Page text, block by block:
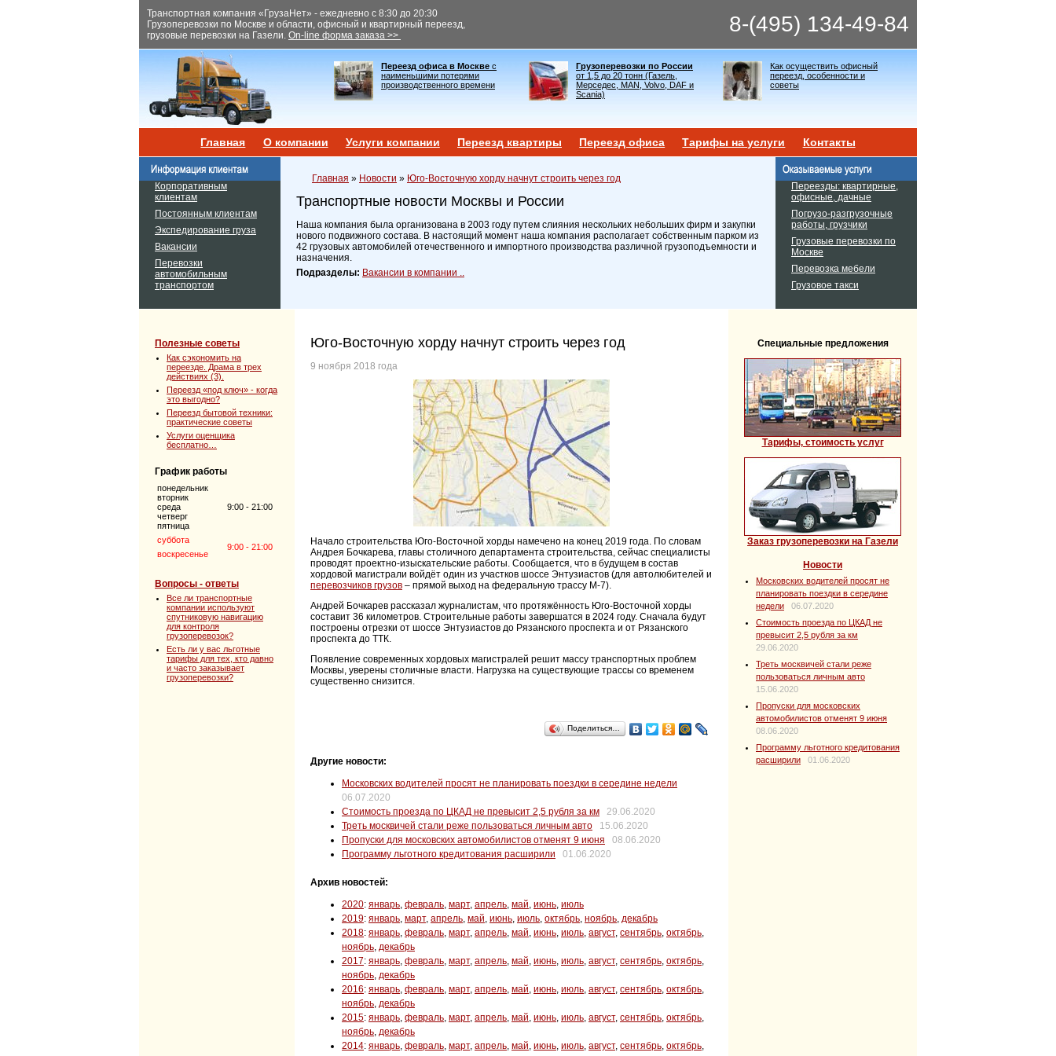
Транспортная компания «ГрузаНет» - ежедневно с 8:30 до 20:30
Грузоперевозки по Москве и области, офисный и квартирный переезд,
грузовые перевозки на Газели. On-line форма заказа >> 8-(495) 134-49-84
Переезд офиса в Москве с
наименьшими потерями
производственного времени
Грузоперевозки по России
от 1,5 до 20 тонн (Газель,
Мерседес, MAN, Volvo, DAF и
Scania)
Как осуществить офисный
переезд, особенности и
советы
Главная О компании Услуги компании Переезд квартиры Переезд офиса Тарифы на услуги Контакты
Корпоративным
клиентам
Постоянным клиентам
Экспедирование груза
Вакансии
Перевозки
автомобильным
транспортом
Главная » Новости » Юго-Восточную хорду начнут строить через год
Транспортные новости Москвы и России
Наша компания была организована в 2003 году путем слияния нескольких небольших фирм и закупки
нового подвижного состава. В настоящий момент наша компания располагает собственным парком из
42 грузовых автомобилей отечественного и импортного производства различной грузоподъемности и
назначения.
Подразделы: Вакансии в компании ..
Переезды: квартирные,
офисные, дачные
Погрузо-разгрузочные
работы, грузчики
Грузовые перевозки по
Москве
Перевозка мебели
Грузовое такси
Полезные советы
Как сэкономить на
переезде. Драма в трех
действиях (3).
Переезд «под ключ» - когда
это выгодно?
Переезд бытовой техники:
практические советы
Услуги оценщика
бесплатно…
График работы
понедельник
вторник
среда
четверг
пятница
9:00 - 21:00
суббота
9:00 - 21:00
воскресенье
Вопросы - ответы
Все ли транспортные
компании используют
спутниковую навигацию
для контроля
грузоперевозок?
Есть ли у вас льготные
тарифы для тех, кто давно
и часто заказывает
грузоперевозки?
Юго-Восточную хорду начнут строить через год
9 ноября 2018 года
Начало строительства Юго-Восточной хорды намечено на конец 2019 года. По словам
Андрея Бочкарева, главы столичного департамента строительства, сейчас специалисты
проводят проектно-изыскательские работы. Сообщается, что в будущем в состав
хордовой магистрали войдёт один из участков шоссе Энтузиастов (для автолюбителей и
перевозчиков грузов – прямой выход на федеральную трассу М-7).
Андрей Бочкарев рассказал журналистам, что протяжённость Юго-Восточной хорды
составит 36 километров. Строительные работы завершатся в 2024 году. Сначала будут
построены отрезки от шоссе Энтузиастов до Рязанского проспекта и от Рязанского
проспекта до ТТК.
Появление современных хордовых магистралей решит массу транспортных проблем
Москвы, уверены столичные власти. Нагрузка на существующие трассы со временем
существенно снизится.
Поделиться…
Другие новости:
Московских водителей просят не планировать поездки в середине недели
06.07.2020
Стоимость проезда по ЦКАД не превысит 2,5 рубля за км
29.06.2020
Треть москвичей стали реже пользоваться личным авто
15.06.2020
Пропуски для московских автомобилистов отменят 9 июня
08.06.2020
Программу льготного кредитования расширили
01.06.2020
Архив новостей:
2020: январь, февраль, март, апрель, май, июнь, июль
2019: январь, март, апрель, май, июнь, июль, октябрь, ноябрь, декабрь
2018: январь, февраль, март, апрель, май, июнь, июль, август, сентябрь, октябрь,
ноябрь, декабрь
2017: январь, февраль, март, апрель, май, июнь, июль, август, сентябрь, октябрь,
ноябрь, декабрь
2016: январь, февраль, март, апрель, май, июнь, июль, август, сентябрь, октябрь,
ноябрь, декабрь
2015: январь, февраль, март, апрель, май, июнь, июль, август, сентябрь, октябрь,
ноябрь, декабрь
2014: январь, февраль, март, апрель, май, июнь, июль, август, сентябрь, октябрь,
Специальные предложения
Тарифы, стоимость услуг
Заказ грузоперевозки на Газели
Новости
Московских водителей просят не
планировать поездки в середине
недели
06.07.2020
Стоимость проезда по ЦКАД не
превысит 2,5 рубля за км
29.06.2020
Треть москвичей стали реже
пользоваться личным авто
15.06.2020
Пропуски для московских
автомобилистов отменят 9 июня
08.06.2020
Программу льготного кредитования
расширили
01.06.2020